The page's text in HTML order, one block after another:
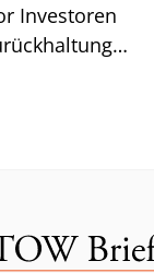
Investoren